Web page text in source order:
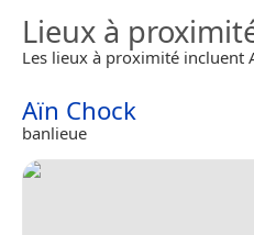
Lieux à
Les lieux à proximité incluent
Aïn Chock
banlieue